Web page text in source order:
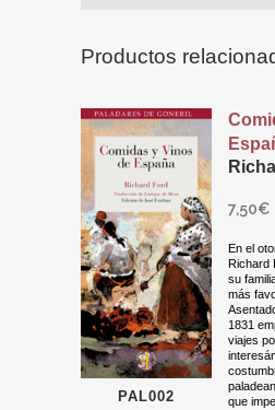
Productos
PAL002
7,50€
En el
Richard
su
más
1831
viajes
que